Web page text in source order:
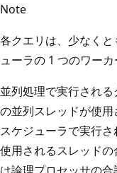
Note
各クエリは、少なく
ューラの 1 つのワー
並列処理で実行され
の並列スレッドが使
スケジューラで実行
使用されるスレッド
は論理プロセッサの